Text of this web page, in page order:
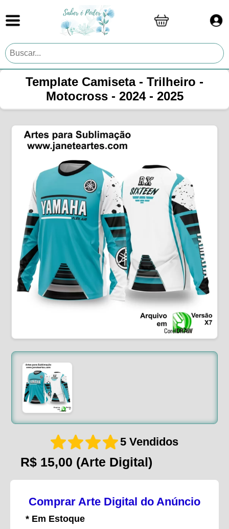
Template Camiseta - Trilheiro -
Motocross - 2024 - 2025
5 Vendidos
R$ 15,00 (Arte Digital)
Comprar Arte Digital do Anúncio
* Em Estoque